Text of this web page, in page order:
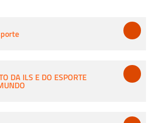
DA ILS E DO ESPORTE